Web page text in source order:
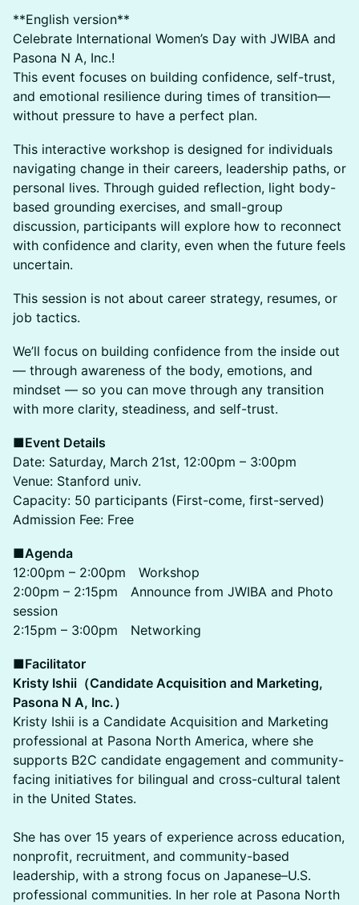
**English version**
Celebrate International Women’s Day with JWIBA and
Pasona N A, Inc.!
This event focuses on building confidence, self-trust,
and emotional resilience during times of transition—
without pressure to have a perfect plan.
This interactive workshop is designed for individuals
navigating change in their careers, leadership paths, or
personal lives. Through guided reflection, light body-
based grounding exercises, and small-group
discussion, participants will explore how to reconnect
with confidence and clarity, even when the future feels
uncertain.
This session is not about career strategy, resumes, or
job tactics.
We’ll focus on building confidence from the inside out
— through awareness of the body, emotions, and
mindset — so you can move through any transition
with more clarity, steadiness, and self-trust.
■​Event Details
Date: Saturday, March 21st, 12:00pm – 3:00pm
Venue: Stanford univ.
Capacity: 50 participants (First-come, first-served)
Admission Fee: Free
​■Agenda
​12:00pm – 2:00pm Workshop
​2:00pm – 2:15pm Announce from JWIBA and Photo
session
​2:15pm – 3:00pm Networking
■Facilitator
Kristy Ishii（Candidate Acquisition and Marketing,
Pasona N A, Inc.）
Kristy Ishii is a Candidate Acquisition and Marketing
professional at Pasona North America, where she
supports B2C candidate engagement and community-
facing initiatives for bilingual and cross-cultural talent
in the United States.
She has over 15 years of experience across education,
nonprofit, recruitment, and community-based
leadership, with a strong focus on Japanese–U.S.
professional communities. In her role at Pasona North